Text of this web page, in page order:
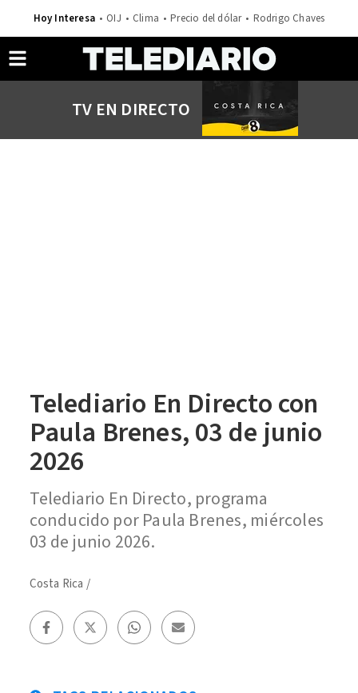
Hoy Interesa OIJ Clima Precio del dólar Rodrigo Chaves
TV EN DIRECTO
Telediario En Directo con
Paula Brenes, 03 de junio
2026
Telediario En Directo, programa
conducido por Paula Brenes, miércoles
03 de junio 2026.
Costa Rica /